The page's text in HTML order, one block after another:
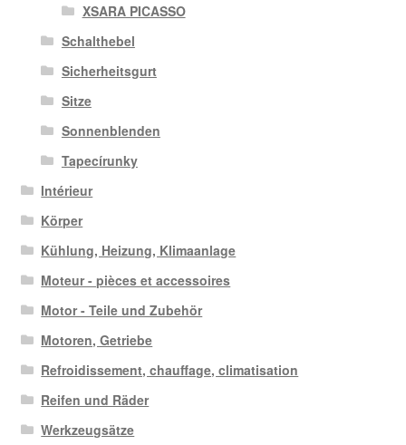
XSARA PICASSO
Schalthebel
Sicherheitsgurt
Sitze
Sonnenblenden
Tapecírunky
Intérieur
Körper
Kühlung, Heizung, Klimaanlage
Moteur - pièces et accessoires
Motor - Teile und Zubehör
Motoren, Getriebe
Refroidissement, chauffage, climatisation
Reifen und Räder
Werkzeugsätze